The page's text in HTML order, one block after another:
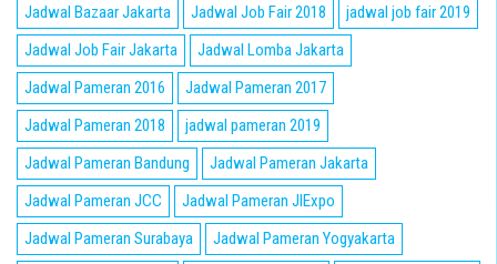
Jadwal Bazaar Jakarta
Jadwal Job Fair 2018
jadwal job fair 2019
Jadwal Job Fair Jakarta
Jadwal Lomba Jakarta
Jadwal Pameran 2016
Jadwal Pameran 2017
Jadwal Pameran 2018
jadwal pameran 2019
Jadwal Pameran Bandung
Jadwal Pameran Jakarta
Jadwal Pameran JCC
Jadwal Pameran JIExpo
Jadwal Pameran Surabaya
Jadwal Pameran Yogyakarta